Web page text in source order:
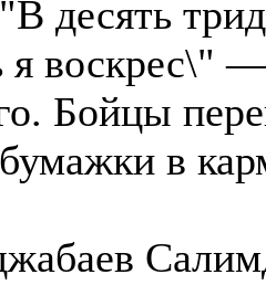
десять
я воскрес\"
Бойцы
в